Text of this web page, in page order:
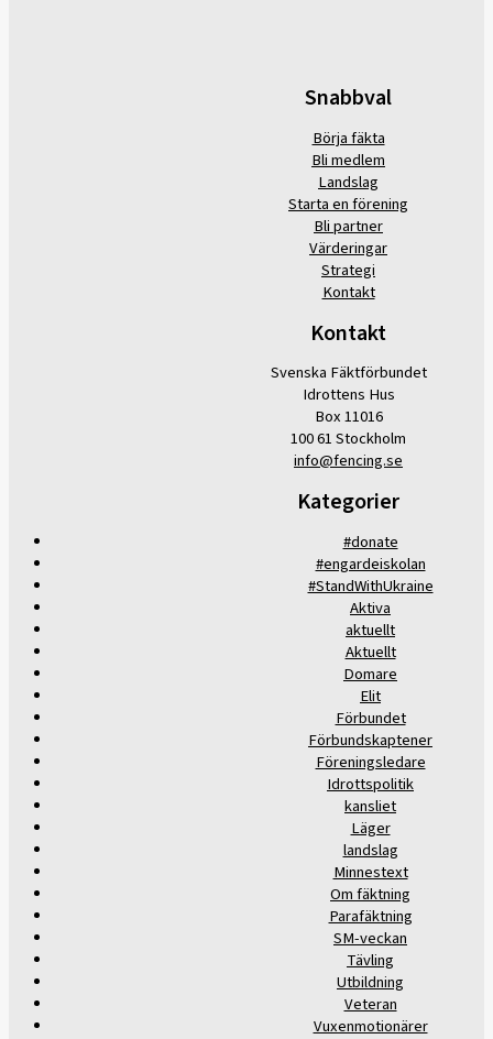
Snabbval
Börja fäkta
Bli medlem
Landslag
Starta en förening
Bli partner
Värderingar
Strategi
Kontakt
Kontakt
Svenska Fäktförbundet
Idrottens Hus
Box 11016
100 61 Stockholm
info@fencing.se
Kategorier
#donate
#engardeiskolan
#StandWithUkraine
Aktiva
aktuellt
Aktuellt
Domare
Elit
Förbundet
Förbundskaptener
Föreningsledare
Idrottspolitik
kansliet
Läger
landslag
Minnestext
Om fäktning
Parafäktning
SM-veckan
Tävling
Utbildning
Veteran
Vuxenmotionärer